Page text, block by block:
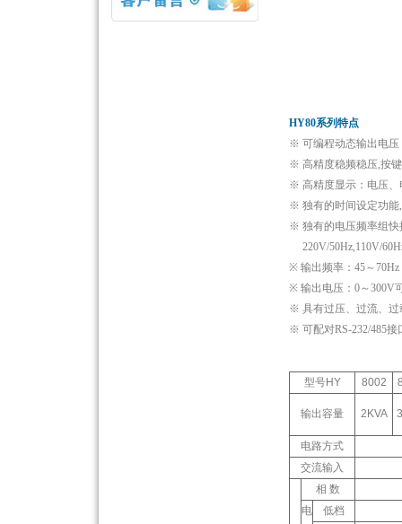
HY80系列特点
※ 可编程动态输出电压
※ 高精度稳频稳压,按
※ 高精度显示：电压、
※ 独有的时间设定功能
※ 独有的电压频率组快
220V/50Hz,110V/
※ 输出频率：45～70Hz
※ 输出电压：0～300V
※ 具有过压、过流、过
※ 可配对RS-232/485
型号HY 8002
输出容量 2KVA
电路方式
交流输入
相 数
电
低档